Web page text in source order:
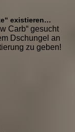
existieren…
Carb“ gesucht
Dschungel an
zu geben!